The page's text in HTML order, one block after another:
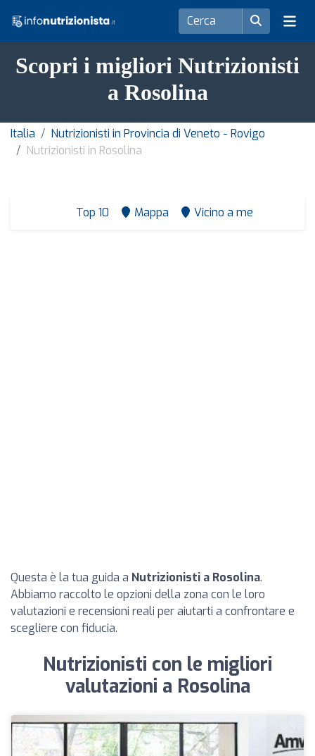
Scopri i migliori Nutrizionisti
a Rosolina
Italia
Nutrizionisti in Provincia di Veneto - Rovigo
Nutrizionisti in Rosolina
Top 10 Mappa Vicino a me
Questa è la tua guida a Nutrizionisti a Rosolina.
Abbiamo raccolto le opzioni della zona con le loro
valutazioni e recensioni reali per aiutarti a confrontare e
scegliere con fiducia.
Nutrizionisti con le migliori
valutazioni a Rosolina